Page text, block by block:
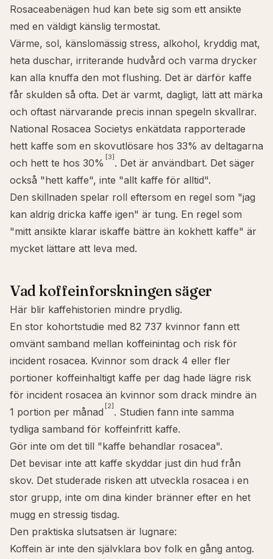
Rosaceabenägen hud kan bete sig som ett ansikte
med en väldigt känslig termostat.
Värme, sol, känslomässig stress, alkohol, kryddig mat,
heta duschar, irriterande hudvård och varma drycker
kan alla knuffa den mot flushing. Det är därför kaffe
får skulden så ofta. Det är varmt, dagligt, lätt att märka
och oftast närvarande precis innan spegeln skvallrar.
National Rosacea Societys enkätdata rapporterade
hett kaffe som en skovutlösare hos 33% av deltagarna
och hett te hos 30% [3] . Det är användbart. Det säger
också "hett kaffe", inte "allt kaffe för alltid".
Den skillnaden spelar roll eftersom en regel som "jag
kan aldrig dricka kaffe igen" är tung. En regel som
"mitt ansikte klarar iskaffe bättre än kokhett kaffe" är
mycket lättare att leva med.
Vad koffeinforskningen säger
Här blir kaffehistorien mindre prydlig.
En stor kohortstudie med 82 737 kvinnor fann ett
omvänt samband mellan koffeinintag och risk för
incident rosacea. Kvinnor som drack 4 eller fler
portioner koffeinhaltigt kaffe per dag hade lägre risk
för incident rosacea än kvinnor som drack mindre än
1 portion per månad [2] . Studien fann inte samma
tydliga samband för koffeinfritt kaffe.
Gör inte om det till "kaffe behandlar rosacea".
Det bevisar inte att kaffe skyddar just din hud från
skov. Det studerade risken att utveckla rosacea i en
stor grupp, inte om dina kinder bränner efter en het
mugg en stressig tisdag.
Den praktiska slutsatsen är lugnare:
Koffein är inte den självklara bov folk en gång antog.